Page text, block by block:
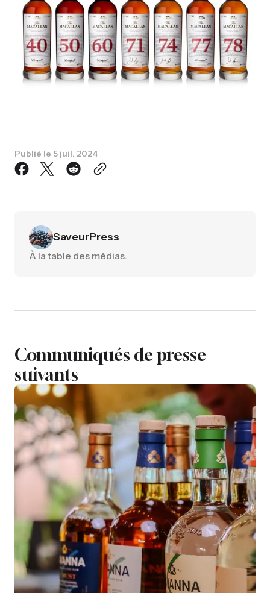
Publié le 5 juil. 2024
SaveurPress
À la table des médias.
Communiqués de presse
suivants